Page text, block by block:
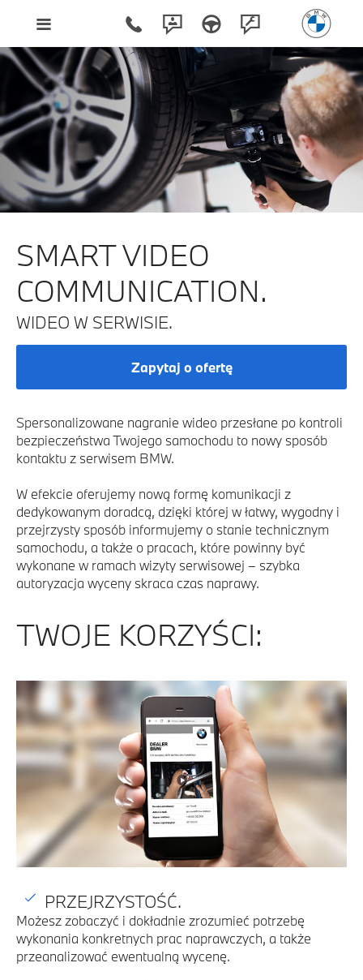
SMART VIDEO
COMMUNICATION.
WIDEO W SERWISIE.
Zapytaj o ofertę
Spersonalizowane nagranie wideo przesłane po kontroli
bezpieczeństwa Twojego samochodu to nowy sposób
kontaktu z serwisem BMW.
W efekcie oferujemy nową formę komunikacji z
dedykowanym doradcą, dzięki której w łatwy, wygodny i
przejrzysty sposób informujemy o stanie technicznym
samochodu, a także o pracach, które powinny być
wykonane w ramach wizyty serwisowej – szybka
autoryzacja wyceny skraca czas naprawy.
TWOJE KORZYŚCI:
PRZEJRZYSTOŚĆ.
Możesz zobaczyć i dokładnie zrozumieć potrzebę
wykonania konkretnych prac naprawczych, a także
przeanalizować ewentualną wycenę.